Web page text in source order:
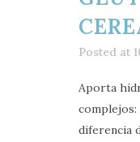
Posted at
Aporta
complejos:
diferencia